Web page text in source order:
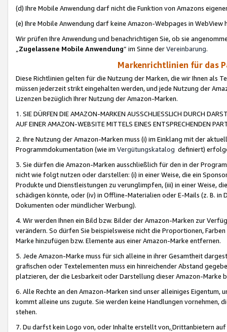
(d) Ihre Mobile Anwendung darf nicht die Funktion von Amazons
(e) Ihre Mobile Anwendung darf keine Amazon-Webpages in WebView
Wir prüfen Ihre Anwendung und benachrichtigen Sie, ob sie
„Zugelassene Mobile Anwendung“ im Sinne derVereinbarung.
Markenrichtlinien für das
Diese Richtlinien gelten für die Nutzung der Marken, die wir Ihnen als
müssen jederzeit strikt eingehalten werden, und jede Nutzung der
Lizenzen bezüglich Ihrer Nutzung der Amazon-Marken.
1. SIE DÜRFEN DIE AMAZON-MARKEN AUSSCHLIESSLICH DURCH
AUF EINER AMAZON-WEBSITE MITTELS EINES ENTSPRECHENDEN
2. Ihre Nutzung der Amazon-Marken muss (i) im Einklang mit der
Programmdokumentation (wie im Vergütungskatalog definiert)
3. Sie dürfen die Amazon-Marken ausschließlich für den in der
nicht wie folgt nutzen oder darstellen: (i) in einer Weise, die ein
Produkte und Dienstleistungen zu verunglimpfen, (iii) in einer Weise,
schädigen könnte, oder (iv) in Offline-Materialien oder E-Mails (z. B. in
Dokumenten oder mündlicher Werbung).
4. Wir werden Ihnen ein Bild bzw. Bilder der Amazon-Marken zur
verändern. So dürfen Sie beispielsweise nicht die Proportionen,
Marke hinzufügen bzw. Elemente aus einer Amazon-Marke entfernen.
5. Jede Amazon-Marke muss für sich alleine in ihrer Gesamtheit
grafischen oder Textelementen muss ein hinreichender Abstand
platzieren, der die Lesbarkeit oder Darstellung dieser Amazon-Marke
6. Alle Rechte an den Amazon-Marken sind unser alleiniges
kommt alleine uns zugute. Sie werden keine Handlungen vornehmen,
stehen.
7. Du darfst kein Logo von, oder Inhalte erstellt von,Drittanbietern auf